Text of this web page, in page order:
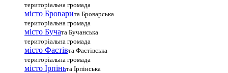
територіальна громада
місто Броварита Броварська
територіальна громада
місто Бучата Бучанська
територіальна громада
місто Фастівта Фастівська
територіальна громада
місто Ірпіньта Ірпінська